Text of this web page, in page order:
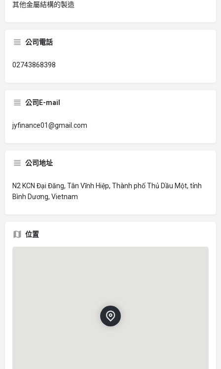
其他金屬結構的製造
公司電話
02743868398
公司E-mail
jyfinance01@gmail.com
公司地址
N2 KCN Đại Đăng, Tân Vĩnh Hiệp, Thành phố Thủ Dầu Một, tỉnh
Bình Dương, Vietnam
位置